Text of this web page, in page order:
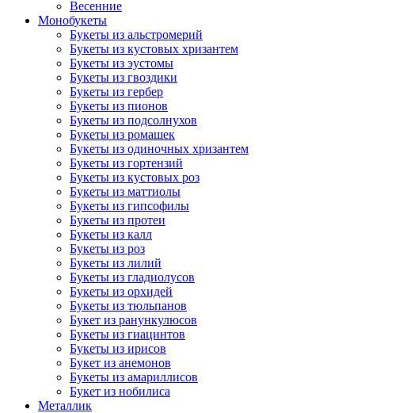
Весенние
Монобукеты
Букеты из альстромерий
Букеты из кустовых хризантем
Букеты из эустомы
Букеты из гвоздики
Букеты из гербер
Букеты из пионов
Букеты из подсолнухов
Букеты из ромашек
Букеты из одиночных хризантем
Букеты из гортензий
Букеты из кустовых роз
Букеты из маттиолы
Букеты из гипсофилы
Букеты из протеи
Букеты из калл
Букеты из роз
Букеты из лилий
Букеты из гладиолусов
Букеты из орхидей
Букеты из тюльпанов
Букет из ранункулюсов
Букеты из гиацинтов
Букеты из ирисов
Букет из анемонов
Букеты из амариллисов
Букет из нобилиса
Металлик